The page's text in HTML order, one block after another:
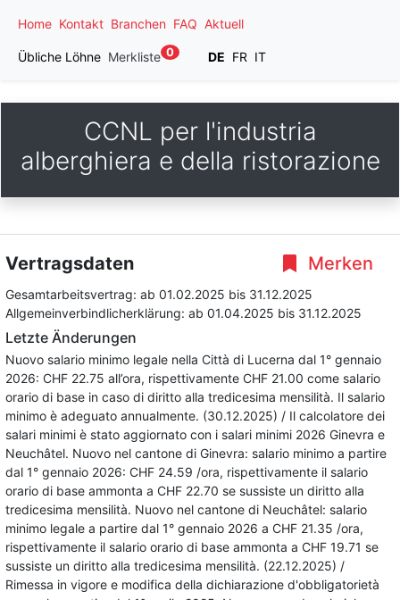
Home Kontakt Branchen FAQ Aktuell
Übliche Löhne Merkliste 0 DE FR IT
CCNL per l'industria
alberghiera e della ristorazione
Merken
Vertragsdaten
Gesamtarbeitsvertrag: ab 01.02.2025 bis 31.12.2025
Allgemeinverbindlicherklärung: ab 01.04.2025 bis 31.12.2025
Letzte Änderungen
Nuovo salario minimo legale nella Città di Lucerna dal 1° gennaio
2026: CHF 22.75 all’ora, rispettivamente CHF 21.00 come salario
orario di base in caso di diritto alla tredicesima mensilità. Il salario
minimo è adeguato annualmente. (30.12.2025) / Il calcolatore dei
salari minimi è stato aggiornato con i salari minimi 2026 Ginevra e
Neuchâtel. Nuovo nel cantone di Ginevra: salario minimo a partire
dal 1° gennaio 2026: CHF 24.59 /ora, rispettivamente il salario
orario di base ammonta a CHF 22.70 se sussiste un diritto alla
tredicesima mensilità. Nuovo nel cantone di Neuchâtel: salario
minimo legale a partire dal 1° gennaio 2026 a CHF 21.35 /ora,
rispettivamente il salario orario di base ammonta a CHF 19.71 se
sussiste un diritto alla tredicesima mensilità. (22.12.2025) /
Rimessa in vigore e modifica della dichiarazione d'obbligatorietà